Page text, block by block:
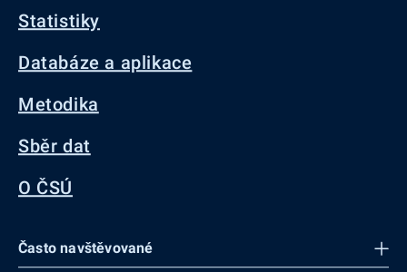
Statistiky
Databáze a aplikace
Metodika
Sběr dat
O ČSÚ
Často navštěvované